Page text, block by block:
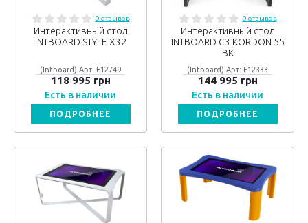
0 отзывов
Интерактивный стол
INTBOARD STYLE X32
(Intboard) Арт: F12749
118 995 грн
Есть в наличии
ПОДРОБНЕЕ
0 отзывов
Интерактивный стол
INTBOARD C3 KORDON 55
BK
(Intboard) Арт: F12333
144 995 грн
Есть в наличии
ПОДРОБНЕЕ